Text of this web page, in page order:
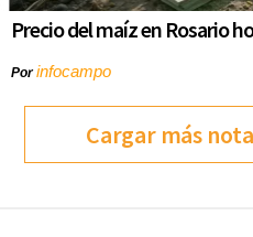
Precio del maíz en Rosario
Porinfocampo
Cargar más